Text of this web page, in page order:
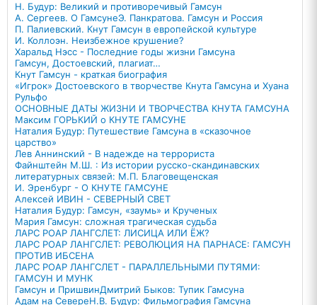
Н. Будур: Великий и противоречивый Гамсун
А. Сергеев. О ГамсунеЭ. Панкратова. Гамсун и Россия
П. Палиевский. Кнут Гамсун в европейской культуре
И. Коллоэн. Неизбежное крушение?
Харальд Нэсс - Последние годы жизни Гамсуна
Гамсун, Достоевский, плагиат…
Кнут Гамсун - краткая биография
«Игрок» Достоевского в творчестве Кнута Гамсуна и Хуана
Рульфо
ОСНОВНЫЕ ДАТЫ ЖИЗНИ И ТВОРЧЕСТВА КНУТА ГАМСУНА
Максим ГОРЬКИЙ о КНУТЕ ГАМСУНЕ
Наталия Будур: Путешествие Гамсуна в «сказочное
царство»
Лев Аннинский - В надежде на террориста
Файнштейн М.Ш. : Из истории русско-скандинавских
литературных связей: М.П. Благовещенская
И. Эренбург - О КНУТЕ ГАМСУНЕ
Алексей ИВИН - СЕВЕРНЫЙ СВЕТ
Наталия Будур: Гамсун, «заумь» и Крученых
Мария Гамсун: сложная трагическая судьба
ЛАРС РОАР ЛАНГСЛЕТ: ЛИСИЦА ИЛИ ЁЖ?
ЛАРС РОАР ЛАНГСЛЕТ: РЕВОЛЮЦИЯ НА ПАРНАСЕ: ГАМСУН
ПРОТИВ ИБСЕНА
ЛАРС РОАР ЛАНГСЛЕТ - ПАРАЛЛЕЛЬНЫМИ ПУТЯМИ:
ГАМСУН И МУНК
Гамсун и ПришвинДмитрий Быков: Тупик Гамсуна
Адам на СевереН.В. Будур: Фильмография Гамсуна